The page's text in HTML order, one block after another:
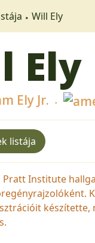
Will Ely
Ely
Ely Jr.
listája
Pratt Institute
készítette,